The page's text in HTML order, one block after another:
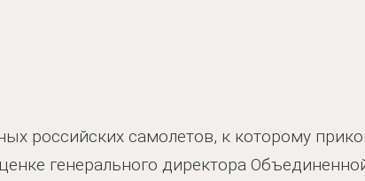
российских самолетов, к которому
генерального директора